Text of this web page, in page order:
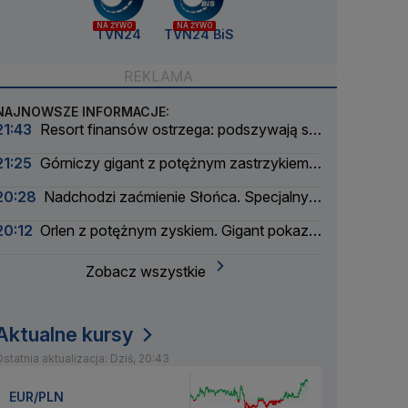
NA ŻYWO
TVN24
NA ŻYWO
TVN24 BiS
INFORMACJE:
Resort finansów ostrzega: podszywają się
Górniczy gigant z potężnym zastrzykiem
Nadchodzi zaćmienie Słońca. Specjalny
Orlen z potężnym zyskiem. Gigant pokazał
Zobacz wszystkie
kursy
aktualizacja: Dziś, 20:43
EUR/PLN